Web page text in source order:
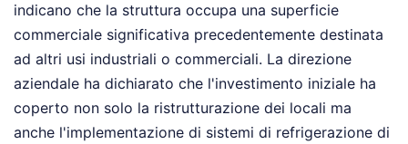
indicano che la struttura occupa una superficie
commerciale significativa precedentemente destinata
ad altri usi industriali o commerciali. La direzione
aziendale ha dichiarato che l'investimento iniziale ha
coperto non solo la ristrutturazione dei locali ma
anche l'implementazione di sistemi di refrigerazione di